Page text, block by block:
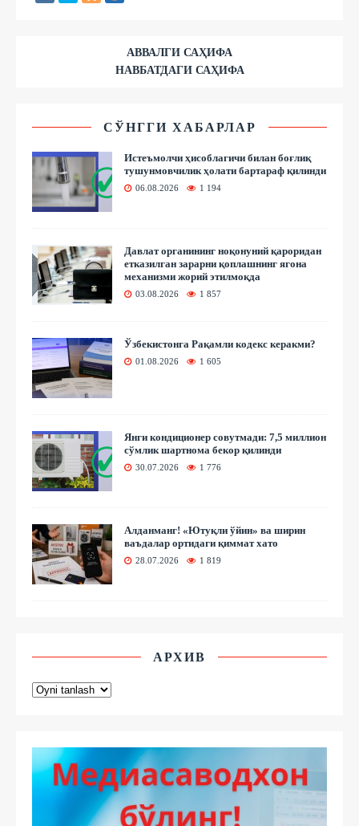
АВВАЛГИ САҲИФА
НАВБАТДАГИ САҲИФА
СЎНГГИ ХАБАРЛАР
Истеъмолчи ҳисоблагичи билан боғлиқ
тушунмовчилик ҳолати бартараф қилинди
06.08.2026 1 194
Давлат органининг ноқонуний қароридан
етказилган зарарни қоплашнинг ягона
механизми жорий этилмоқда
03.08.2026 1 857
Ўзбекистонга Рақамли кодекс керакми?
01.08.2026 1 605
Янги кондиционер совутмади: 7,5 миллион
сўмлик шартнома бекор қилинди
30.07.2026 1 776
Алданманг! «Ютуқли ўйин» ва ширин
ваъдалар ортидаги қиммат хато
28.07.2026 1 819
АРХИВ